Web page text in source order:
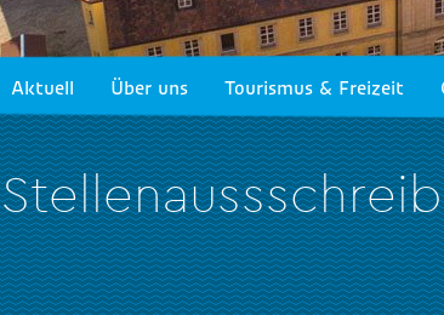
Aktuell Über uns Tourismus & Freizeit